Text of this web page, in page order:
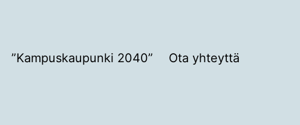
”Kampuskaupunki 2040” Ota yhteyttä